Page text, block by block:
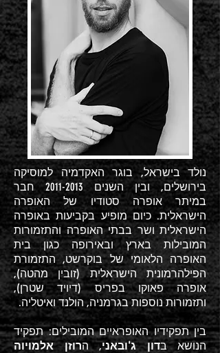
נולד בישראל, בוגר האקדמיה למוסיקה
בירושלים, ובין השנים2011-2013חבר
במיתר אופרה סטודיו של האופרה
הישראלית. כיום מופיע בקביעות באופרה
הישראלית ושר בבתי האופרה והתזמורות
המובילות בארץ ובאירופה כגון בית
האופרה הלאומי של בוקרשט, התזמורת
הפילהרמונית הישראלית (זובין מהטה),
אופרה פאוקו בפריס (דיויד שטרן),
ותזמורות נוספות בגרמניה, הולנד ואיטליה.
בין תפקידיו האופראיים המובילים: תפקיד
הנושא בדון ג'ובאני, הרוזן אלמויוה